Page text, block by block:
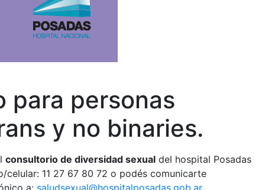
para personas
y no binaries.
consultorio de diversidad sexual del hospital Posadas
celular: 11 27 67 80 72 o podés comunicarte
a: saludsexual@hospitalposadas.gob.ar